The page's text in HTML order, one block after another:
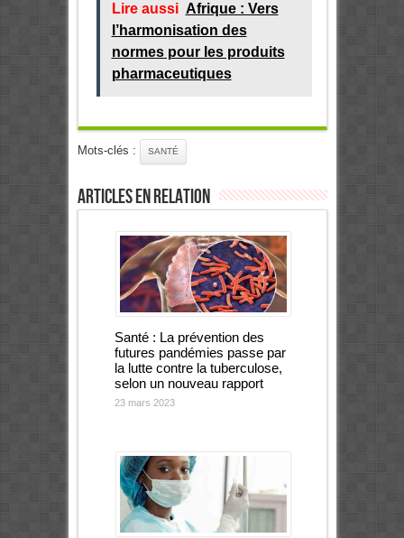
Lire aussi Afrique : Vers
l’harmonisation des
normes pour les produits
pharmaceutiques
Mots-clés : SANTÉ
Articles en relation
Santé : La prévention des
futures pandémies passe par
la lutte contre la tuberculose,
selon un nouveau rapport
23 mars 2023